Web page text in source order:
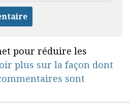
pour réduire les
plus sur la façon dont
sont